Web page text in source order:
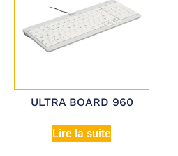
ULTRA BOARD 960
Lire la suite